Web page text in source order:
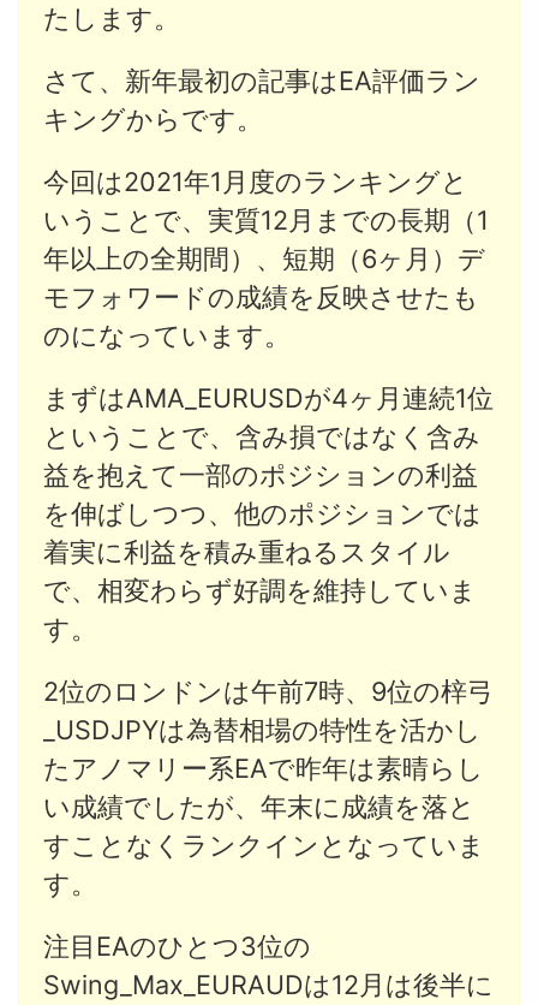
たします。
さて、新年最初の記事はEA評価ラン
キングからです。
今回は2021年1月度のランキングと
いうことで、実質12月までの長期（1
年以上の全期間）、短期（6ヶ月）デ
モフォワードの成績を反映させたも
のになっています。
まずはAMA_EURUSDが4ヶ月連続1位
ということで、含み損ではなく含み
益を抱えて一部のポジションの利益
を伸ばしつつ、他のポジションでは
着実に利益を積み重ねるスタイル
で、相変わらず好調を維持していま
す。
2位のロンドンは午前7時、9位の梓弓
_USDJPYは為替相場の特性を活かし
たアノマリー系EAで昨年は素晴らし
い成績でしたが、年末に成績を落と
すことなくランクインとなっていま
す。
注目EAのひとつ3位の
Swing_Max_EURAUDは12月は後半に